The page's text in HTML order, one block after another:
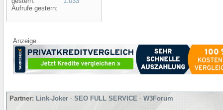
Aufrufe gestern:
Anzeige
Partner: Link-Joker - SEO FULL SERVICE - W3Forum